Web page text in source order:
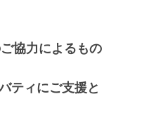
協力によるもの
ティにご支援と